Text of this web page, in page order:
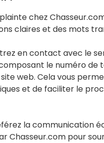
chez
claires et des mots
en contact avec le
le numéro de
web. Cela vous
et de faciliter le
la communication
Chasseur.com pour